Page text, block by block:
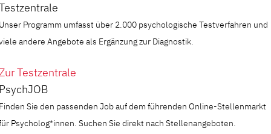
Programm umfasst über 2.000 psychologische Testverfahren und
andere Angebote als Ergänzung zur Diagnostik.
Testzentrale
Sie den passenden Job auf dem führenden Online-Stellenmarkt
Psycholog*innen. Suchen Sie direkt nach Stellenangeboten.